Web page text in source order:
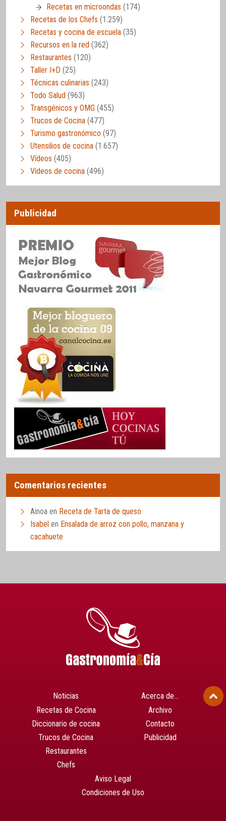
Recetas en microondas (174)
Recetas de los Chefs (1.259)
Recetas y cocina de escuela (35)
Recursos en la red (362)
Restaurantes (120)
Taller I+D (25)
Técnicas culinarias (243)
Todo Salud (963)
Transgénicos y OMG (455)
Trucos de Cocina (477)
Turismo gastronómico (97)
Utensilios de cocina (1.657)
Vídeos (405)
Vídeos de cocina (496)
Publicidad
Comentarios recientes
Ainoa en Receta de Tarta de queso
Isabel en Ensalada de arroz con pollo, manzana y
cacahuete
Noticias
Recetas de Cocina
Diccionario de cocina
Trucos de Cocina
Restaurantes
Chefs
Acerca de…
Archivo
Contacto
Publicidad
Aviso Legal
Condiciones de Uso